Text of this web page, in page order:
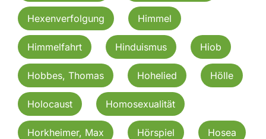
Hexenverfolgung Himmel
Himmelfahrt Hinduismus Hiob
Hobbes, Thomas Hohelied Hölle
Holocaust Homosexualität
Horkheimer, Max Hörspiel Hosea